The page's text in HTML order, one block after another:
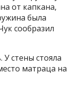
от капкана,
была
сообразил
стены стояла
матраца на